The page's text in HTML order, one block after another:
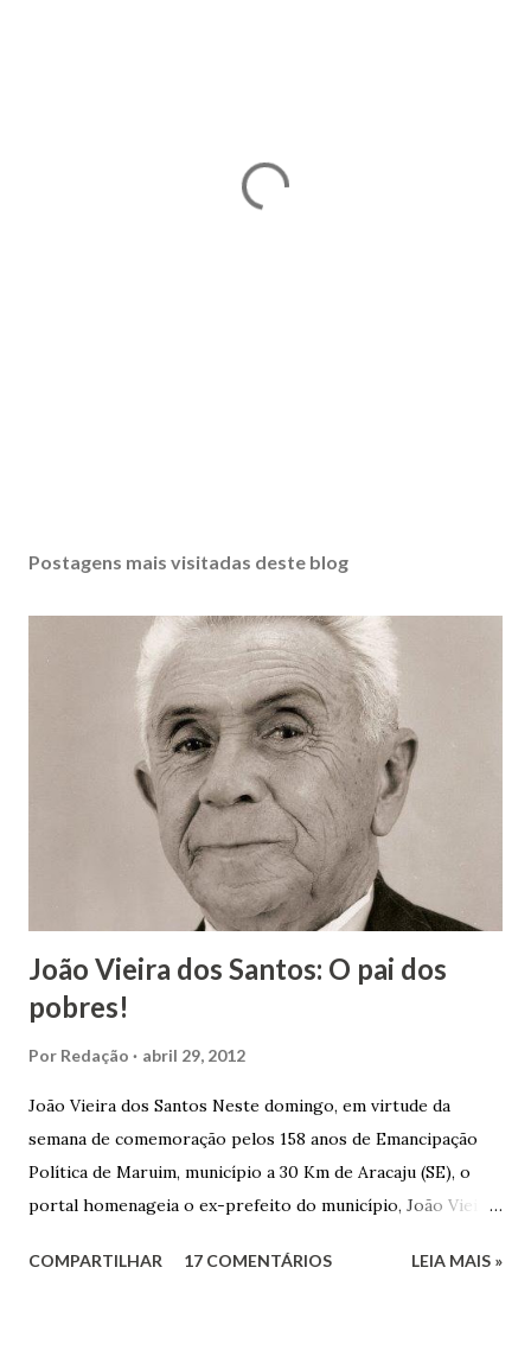
Postagens mais visitadas deste blog
João Vieira dos Santos: O pai dos
pobres!
Por Redação abril 29, 2012
João Vieira dos Santos Neste domingo, em virtude da
semana de comemoração pelos 158 anos de Emancipação
Política de Maruim, município a 30 Km de Aracaju (SE), o
portal homenageia o ex-prefeito do município, João Vieira
Vieira dos Santos e Arlinda Barroso dos Santos, nasceu em
COMPARTILHAR 17 COMENTÁRIOS LEIA MAIS »